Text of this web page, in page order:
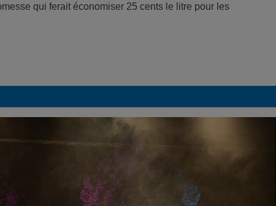
qui ferait économiser 25 cents le litre pour les